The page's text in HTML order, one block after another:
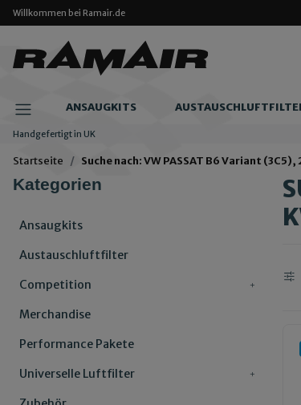
Willkommen bei Ramair.de
ANSAUGKITS
Handgefertigt in UK
Startseite Suche nach: VW PASSAT B6 Variant
Kategorien
Ansaugkits
Austauschluftfilter
Competition
Merchandise
Performance Pakete
Universelle Luftfilter